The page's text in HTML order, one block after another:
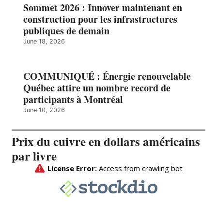
Sommet 2026 : Innover maintenant en
construction pour les infrastructures
publiques de demain
June 18, 2026
COMMUNIQUÉ : Énergie renouvelable
Québec attire un nombre record de
participants à Montréal
June 10, 2026
Prix du cuivre en dollars américains
par livre